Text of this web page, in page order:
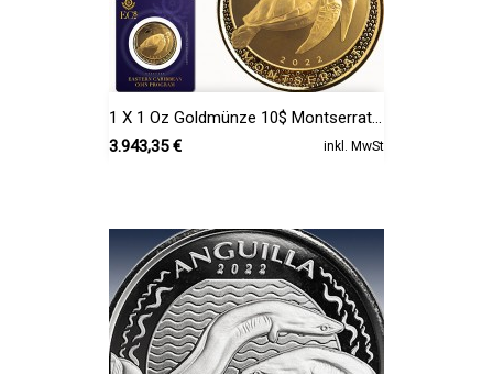
1 X 1 Oz Goldmünze 10$ Montserrat...
Preis
3.943,35 € inkl. MwSt